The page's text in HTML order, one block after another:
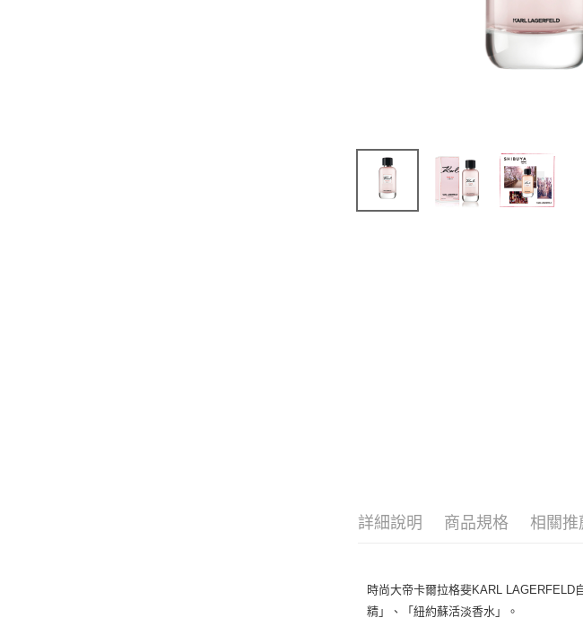
詳細說明 商品規格 相關推
時尚大帝卡爾拉格斐KARL
精」、「紐約蘇活淡香水」。